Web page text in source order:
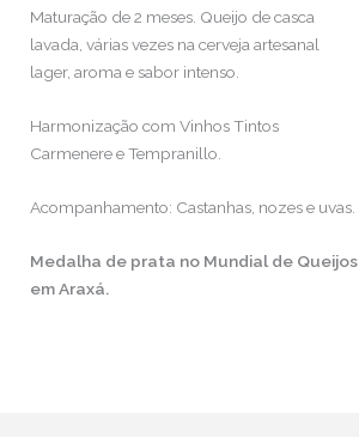
Maturação de 2 meses. Queijo de casca
lavada, várias vezes na cerveja artesanal
lager, aroma e sabor intenso.
Harmonização com Vinhos Tintos
Carmenere e Tempranillo.
Acompanhamento: Castanhas, nozes e uvas.
Medalha de prata no Mundial de Queijos
em Araxá.